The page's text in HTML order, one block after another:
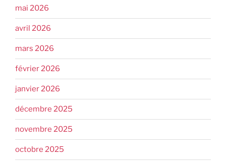
mai 2026
avril 2026
mars 2026
février 2026
janvier 2026
décembre 2025
novembre 2025
octobre 2025